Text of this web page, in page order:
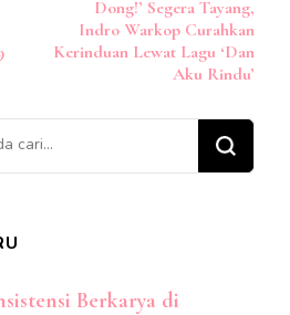
Dong!’ Segera Tayang,
Indro Warkop Curahkan
Kerinduan Lewat Lagu ‘Dan
Aku Rindu’
Berkarya di